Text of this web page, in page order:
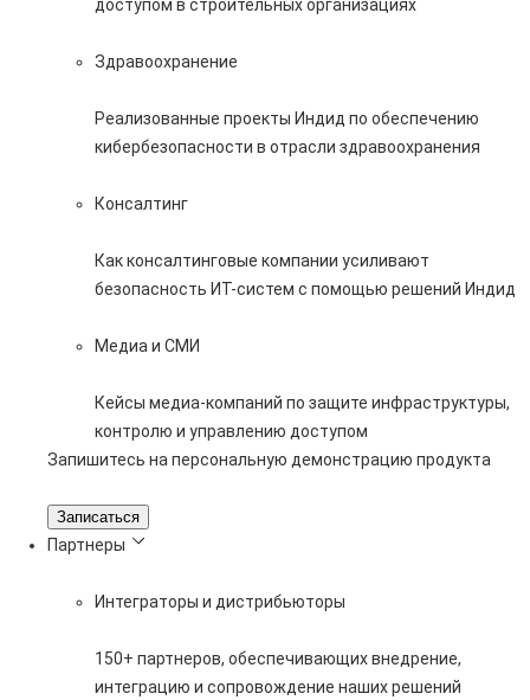
доступом в строительных организациях
Здравоохранение
Реализованные проекты Индид по обеспечению
кибербезопасности в отрасли здравоохранения
Консалтинг
Как консалтинговые компании усиливают
безопасность ИТ-систем с помощью решений Индид
Медиа и СМИ
Кейсы медиа-компаний по защите инфраструктуры,
контролю и управлению доступом
Запишитесь на персональную демонстрацию продукта
Записаться
Партнеры
Интеграторы и дистрибьюторы
150+ партнеров, обеспечивающих внедрение,
интеграцию и сопровождение наших решений